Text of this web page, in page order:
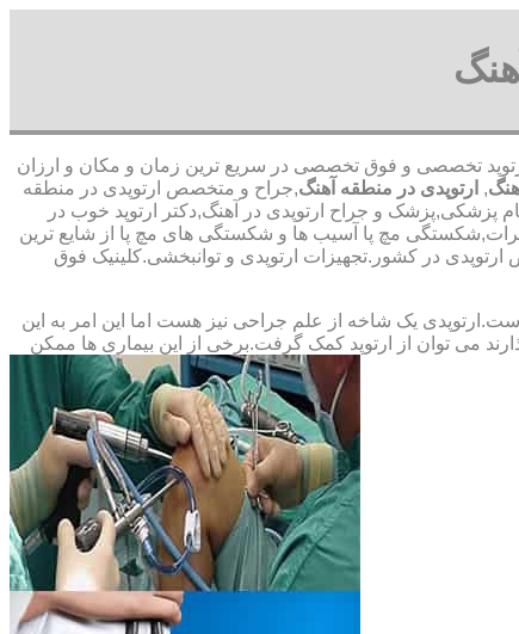
با حضور ارتوپد تخصصی و فوق تخصصی در سریع ترین زمان و مکان و ارزان
, ارتوپدی در منطقه آهنگ,جراح و متخصص ارتوپدی در منطقه
پزشکی,پزشک و جراح ارتوپدی در آهنگ,دکتر ارتوپد خوب در
مچ پا آسیب ها و شکستگی های مچ پا از شایع ترین
‏در ‏کشور.تجهیزات ارتوپدی و توانبخشی.کلینیک فوق
یک شاخه از علم جراحی نیز هست اما این امر به این
می توان از ارتوپد کمک گرفت.برخی از این بیماری ها ممکن